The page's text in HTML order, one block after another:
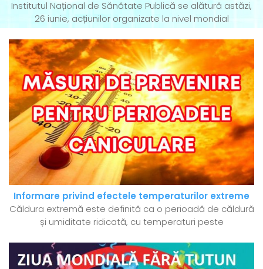
Institutul Național de Sănătate Publică se alătură astăzi,
26 iunie, acțiunilor organizate la nivel mondial
Informare privind efectele temperaturilor extreme
Căldura extremă este definită ca o perioadă de căldură
și umiditate ridicată, cu temperaturi peste